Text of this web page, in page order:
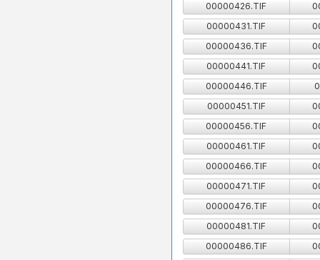
00000426.TIF
00000431.TIF
00000436.TIF
00000441.TIF
00000446.TIF
00000451.TIF
00000456.TIF
00000461.TIF
00000466.TIF
00000471.TIF
00000476.TIF
00000481.TIF
00000486.TIF